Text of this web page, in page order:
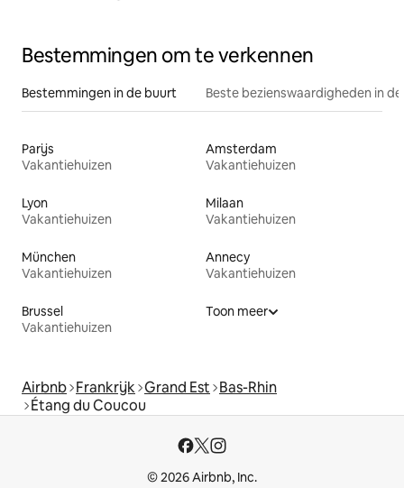
Bestemmingen om te verkennen
Bestemmingen in de buurt Beste bezienswaardigheden in
Parijs
Vakantiehuizen
Amsterdam
Vakantiehuizen
Lyon
Vakantiehuizen
Milaan
Vakantiehuizen
München
Vakantiehuizen
Annecy
Vakantiehuizen
Brussel
Vakantiehuizen
Toon meer
Airbnb Frankrijk Grand Est Bas-Rhin
Étang du Coucou
© 2026 Airbnb, Inc.